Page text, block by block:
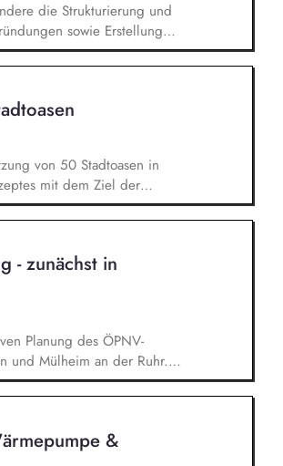
die Strukturierung und
sowie Erstellung
Verwaltung und
und allgemeine
und Kommunikation mit
von 50 Stadtoasen in
mit dem Ziel der
zur Schaffung von
die Akquise von
städtischen und externen
- zunächst in
Planung des ÖPNV-
und Mülheim an der Ruhr.
und das Hand in Hand mit
Teams. Sicherstellung der
durch eine adäquate
einschließlich Baustellen
&